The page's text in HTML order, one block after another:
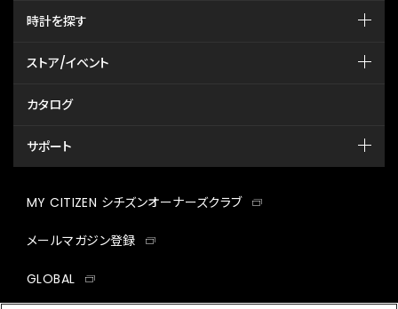
時計を探す
ストア/イベント
カタログ
サポート
MY CITIZEN シチズンオーナーズクラブ
メールマガジン登録
GLOBAL